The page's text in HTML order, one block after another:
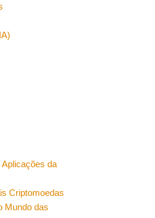
da
Criptomoedas
Mundo das